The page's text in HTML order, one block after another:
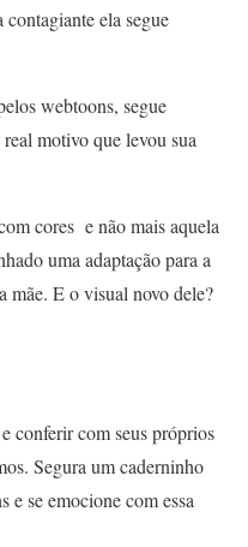
ela segue
webtoons, segue
motivo que levou sua
cores e não mais aquela
uma adaptação para a
E o visual novo dele?
conferir com seus próprios
Segura um caderninho
e se emocione com essa